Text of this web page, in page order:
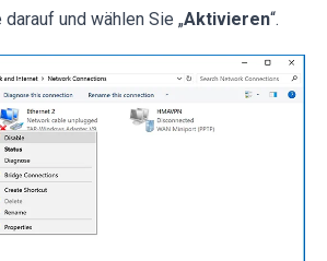
und wählen Sie „Aktivieren“.